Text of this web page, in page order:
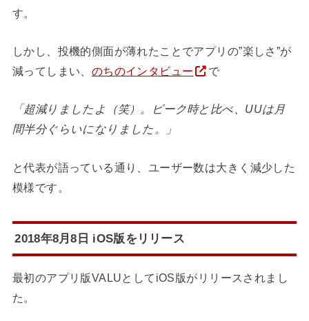
す。
しかし、投機的側面が薄れたことでアプリの”楽しさ”が
減ってしまい、 のちのインタビュー で
「超減りましたよ（笑）。ピーク時と比べ、UUは月
間半分ぐらいになりました。」
と代表が語っている通り、ユーザー数は大きく減少した
模様です。
2018年8月8日 iOS版をリリース
最初のアプリ版VALUとしてiOS版がリリースされまし
た。